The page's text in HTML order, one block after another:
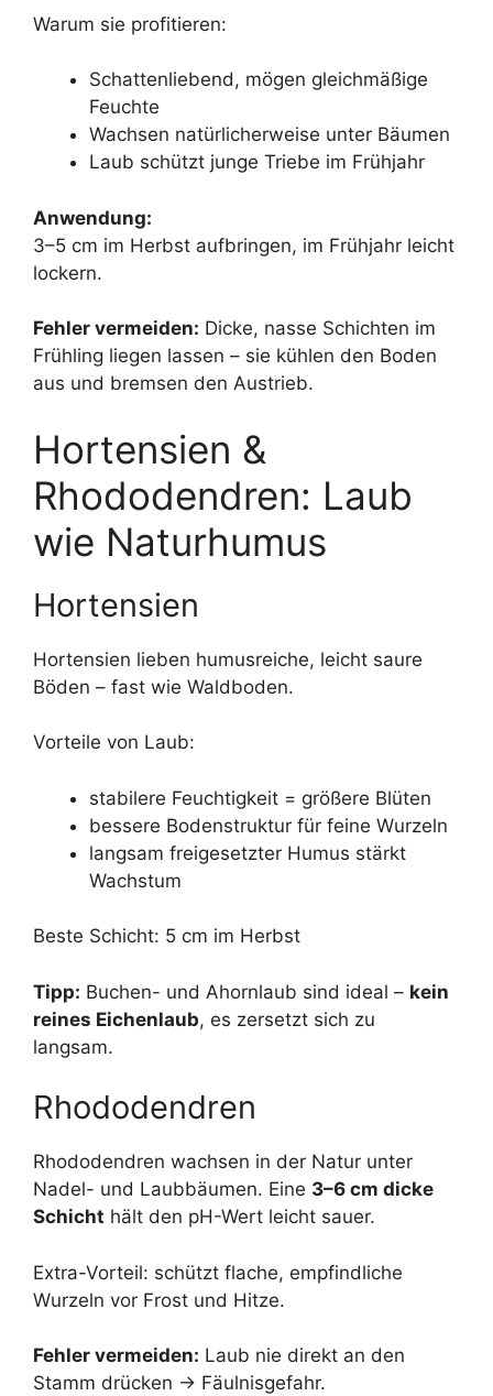
Warum sie profitieren:
Schattenliebend, mögen gleichmäßige
Feuchte
Wachsen natürlicherweise unter Bäumen
Laub schützt junge Triebe im Frühjahr
Anwendung:
3–5 cm im Herbst aufbringen, im Frühjahr leicht
lockern.
Fehler vermeiden: Dicke, nasse Schichten im
Frühling liegen lassen – sie kühlen den Boden
aus und bremsen den Austrieb.
Hortensien &
Rhododendren: Laub
wie Naturhumus
Hortensien
Hortensien lieben humusreiche, leicht saure
Böden – fast wie Waldboden.
Vorteile von Laub:
stabilere Feuchtigkeit = größere Blüten
bessere Bodenstruktur für feine Wurzeln
langsam freigesetzter Humus stärkt
Wachstum
Beste Schicht: 5 cm im Herbst
Tipp: Buchen- und Ahornlaub sind ideal – kein
reines Eichenlaub, es zersetzt sich zu
langsam.
Rhododendren
Rhododendren wachsen in der Natur unter
Nadel- und Laubbäumen. Eine 3–6 cm dicke
Schicht hält den pH-Wert leicht sauer.
Extra-Vorteil: schützt flache, empfindliche
Wurzeln vor Frost und Hitze.
Fehler vermeiden: Laub nie direkt an den
Stamm drücken → Fäulnisgefahr.